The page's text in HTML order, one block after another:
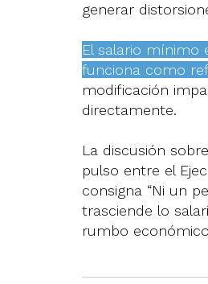
generar
El salario mínimo
funciona como
modificación
directamente.
La discusión
pulso entre el
consigna “Ni un
trasciende lo
rumbo